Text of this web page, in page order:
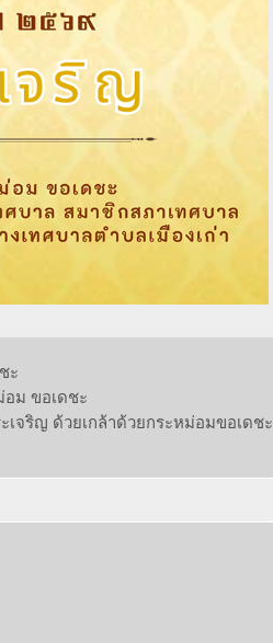
ะ
อม ขอเดชะ
จริญ ด้วยเกล้าด้วยกระหม่อมขอเดชะ